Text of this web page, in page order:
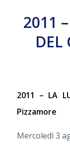
2011
DEL
2011 – LA
Pizzamore
Mercoledì 3